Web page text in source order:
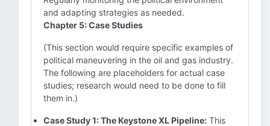
and adapting strategies as needed.
Chapter 5: Case Studies
(This section would require specific examples of
political maneuvering in the oil and gas industry.
The following are placeholders for actual case
studies; research would need to be done to fill
them in.)
Case Study 1: The Keystone XL Pipeline: This